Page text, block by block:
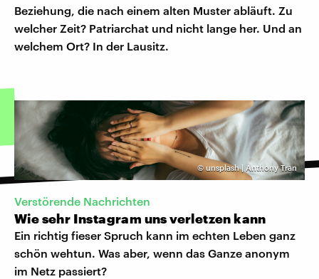
Beziehung, die nach einem alten Muster abläuft. Zu
welcher Zeit? Patriarchat und nicht lange her. Und an
welchem Ort? In der Lausitz.
©unsplash | Anthony Tran
Verstörende Nachrichten
Wie sehr Instagram uns verletzen kann
Ein richtig fieser Spruch kann im echten Leben ganz
schön wehtun. Was aber, wenn das Ganze anonym
im Netz passiert?